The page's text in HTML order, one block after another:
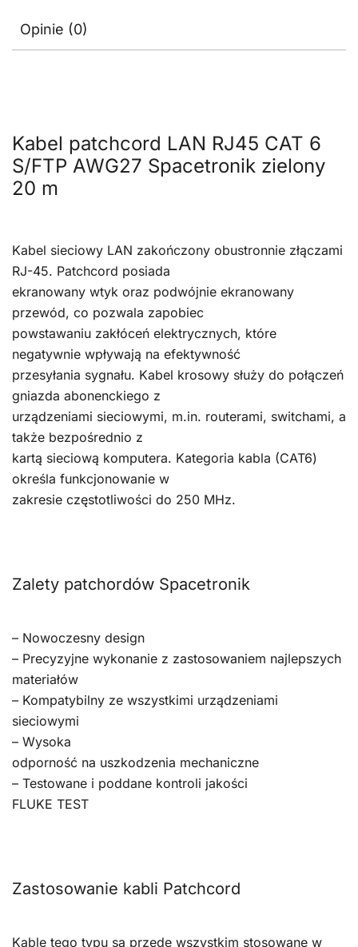
Opinie (0)
Kabel patchcord LAN RJ45 CAT 6
S/FTP AWG27 Spacetronik zielony
20 m
Kabel sieciowy LAN zakończony obustronnie złączami
RJ-45. Patchcord posiada
ekranowany wtyk oraz podwójnie ekranowany
przewód, co pozwala zapobiec
powstawaniu zakłóceń elektrycznych, które
negatywnie wpływają na efektywność
przesyłania sygnału. Kabel krosowy służy do połączeń
gniazda abonenckiego z
urządzeniami sieciowymi, m.in. routerami, switchami, a
także bezpośrednio z
kartą sieciową komputera. Kategoria kabla (CAT6)
określa funkcjonowanie w
zakresie częstotliwości do 250 MHz.
Zalety patchordów Spacetronik
– Nowoczesny design
– Precyzyjne wykonanie z zastosowaniem najlepszych
materiałów
– Kompatybilny ze wszystkimi urządzeniami
sieciowymi
– Wysoka
odporność na uszkodzenia mechaniczne
– Testowane i poddane kontroli jakości
FLUKE TEST
Zastosowanie kabli Patchcord
Kable tego typu są przede wszystkim stosowane w